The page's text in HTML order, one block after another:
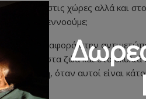
λαούς και στις χώρες αλλά και
χώρας. Τι εννοούμε;
Υπάρχει διαφορά στην
απέναντι στα ζώα και στα σκυλιά
περίπτωση, όταν αυτοί είναι
πόλεων.